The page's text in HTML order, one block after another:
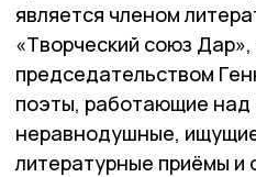
является членом
«Творческий союз
председательством
поэты, работающие над
неравнодушные,
литературные приёмы и